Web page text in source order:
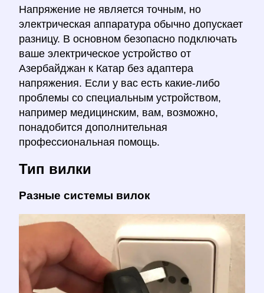
Напряжение не является точным, но
электрическая аппаратура обычно допускает
разницу. В основном безопасно подключать
ваше электрическое устройство от
Азербайджан к Катар без адаптера
напряжения. Если у вас есть какие-либо
проблемы со специальным устройством,
например медицинским, вам, возможно,
понадобится дополнительная
профессиональная помощь.
Тип вилки
Разные системы вилок